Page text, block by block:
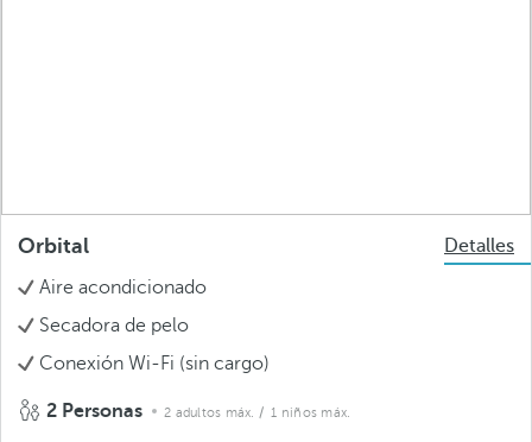
Orbital
Detalles
Aire acondicionado
Secadora de pelo
Conexión Wi-Fi (sin cargo)
2 Personas 2 adultos máx. / 1 niños máx.